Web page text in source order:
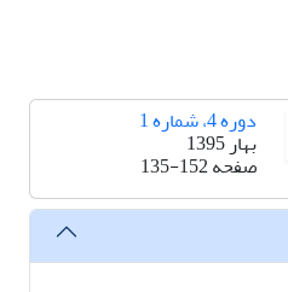
دوره 4، شماره 1
بهار 1395
صفحه135-152